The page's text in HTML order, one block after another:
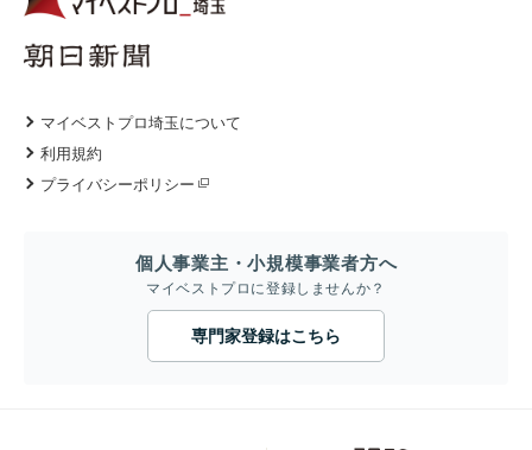
マイベストプロ埼玉について
利用規約
プライバシーポリシー
個人事業主・小規模事業者方へ
マイベストプロに登録しませんか？
専門家登録はこちら